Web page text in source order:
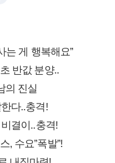
는 게 행복해요”
반값 분양..
의 진실
다..충격!
비결이..충격!
, 수요”폭발”!